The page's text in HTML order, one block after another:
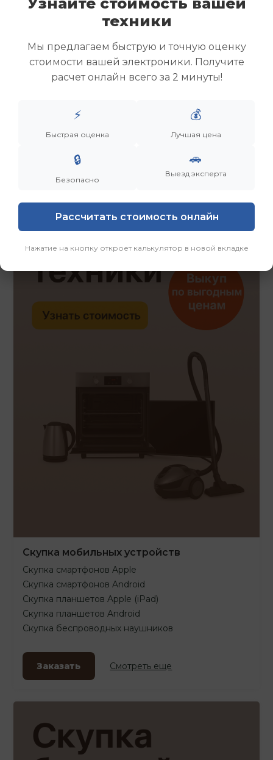
Скупка ноутбуков
Скупка ультрабуков
Скупка рабочих ноутбуков
Скупка старых ноутбуков (б/у)
Скупка внешних жестких дисков
Заказать Смотреть еще
Скупка мобильных устройств
Скупка смартфонов Apple
Скупка смартфонов Android
Скупка планшетов Apple (iPad)
Скупка планшетов Android
Скупка беспроводных наушников
Заказать Смотреть еще
техники
Мы предлагаем быструю и точную оценку
стоимости вашей электроники. Получите
расчет онлайн всего за 2 минуты!
⚡
Быстрая оценка
💰
Лучшая цена
🔒
Безопасно
🚗
Выезд эксперта
Рассчитать стоимость онлайн
Нажатие на кнопку откроет калькулятор в новой вкладке